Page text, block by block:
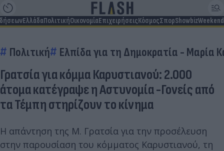
ΕλλάδαΠολιτικήΟικονομίαΕπιχειρήσειςΚόσμοςΣπορShowbizWeekend
Πολιτική Ελπίδα για τη Δημοκρατία - Μαρία
Γρατσία για κόμμα Καρυστιανού: 2.000
άτομα κατέγραψε η Αστυνομία -Γονείς από
τα Τέμπη στηρίζουν το κίνημα
Η απάντηση της Μ. Γρατσία για την προσέλευση
στην παρουσίαση του κόμματος Καρυστιανού, τη